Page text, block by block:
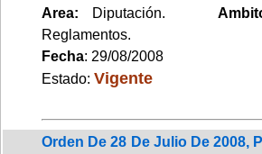
Area: Diputación.
Reglamentos.
Fecha: 29/08/2008
Estado: Vigente
Orden De 28 De Julio De 2008,